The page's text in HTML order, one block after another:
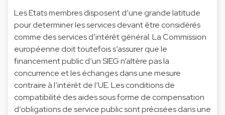
Les Etats membres disposent d’une grande latitude
pour determiner les services devant être considérés
comme des services d’intérêt général. La Commission
européenne doit toutefois s’assurer que le
financement public d’un SIEG n’altère pas la
concurrence et les échanges dans une mesure
contraire à l’intérêt de l’UE. Les conditions de
compatibilité des aides sous forme de compensation
d’obligations de service public sont précisées dans une